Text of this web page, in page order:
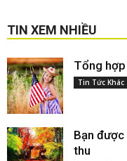
TIN XEM NHIỀU
Tổng
Tin Tức Khác
Bạn
thu